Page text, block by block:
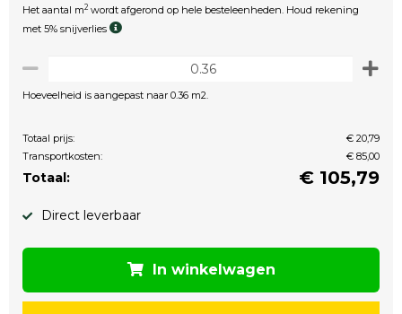
Het aantal m2 wordt afgerond op hele besteleenheden. Houd rekening
met 5% snijverlies
Hoeveelheid is aangepast naar 0.36 m2.
Totaal prijs:
€ 20,79
Transportkosten:
€ 85,00
Totaal: € 105,79
Direct leverbaar
In winkelwagen